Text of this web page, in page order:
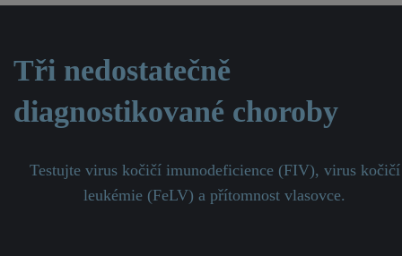
Tři nedostatečně
diagnostikované choroby
Testujte virus kočičí imunodeficience (FIV), virus kočičí
leukémie (FeLV) a přítomnost vlasovce.